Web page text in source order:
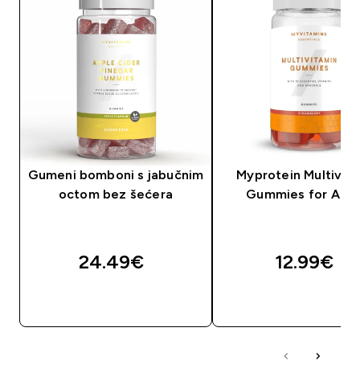
Gumeni bomboni s jabučnim
octom bez šećera
24.49€‎
Myprotein
Gummies for
12.99€‎